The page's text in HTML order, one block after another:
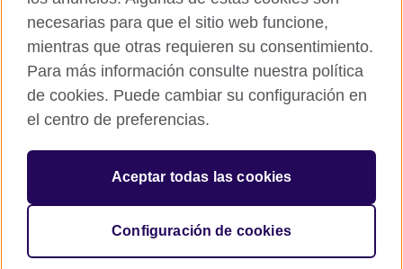
Aviso Legal
Cookies
Mapa del sitio
© 2026 British Council
relations and educational opportunities. A registered charity in
the UK: 209131 (England and Wales) SC037733
(Scotland). Registered in Spain as “Delegación en España de la
number 847 CUL-EXT.
necesarias para que el sitio web funcione,
mientras que otras requieren su consentimiento.
Para más información consulte nuestra política
de cookies. Puede cambiar su configuración en
el centro de preferencias.
Aceptar todas las cookies
Configuración de cookies